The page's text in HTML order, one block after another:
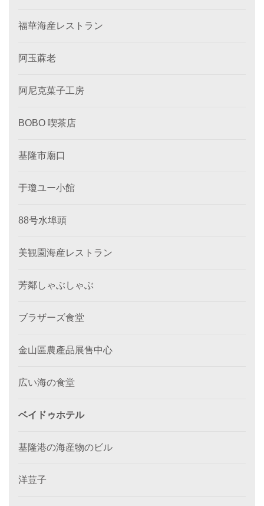
福華海産レストラン
阿玉蔴老
阿尼克菓子工房
BOBO 喫茶店
基隆市廟口
于瓊ユー小館
88号水埠頭
美観園海産レストラン
芳鄰しゃぶしゃぶ
ブラザーズ食堂
金山區農產品展售中心
広い海の食堂
ベイドゥホテル
基隆港の海産物のビル
洋荳子